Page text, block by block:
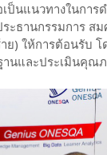
นแนวทางในการ
ะธานกรรมการ ส
) ให้การต้อนรับ โ
านและประเมินคุณ